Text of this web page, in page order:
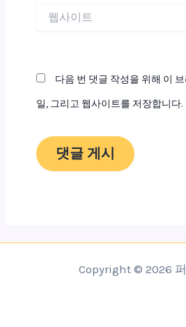
다음 번 댓글 작성을 위해 이
일, 그리고 웹사이트를 저장합니다.
Copyright © 2026